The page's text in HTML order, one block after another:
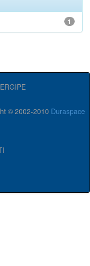
1
© 2002-2010 Duraspace